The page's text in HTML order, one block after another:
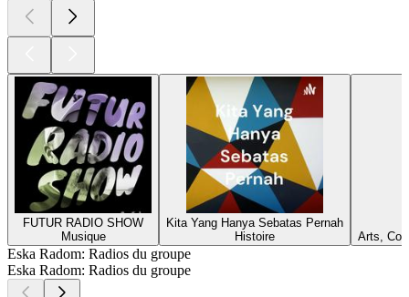
FUTUR RADIO SHOW
Musique
Kita Yang Hanya Sebatas Pernah
Histoire
Arts,
Eska Radom: Radios du groupe
Eska Radom: Radios du groupe